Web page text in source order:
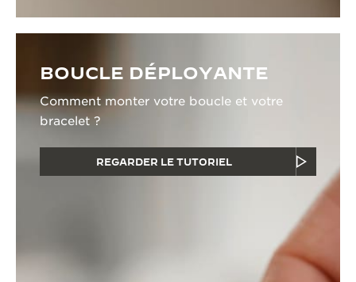
BOUCLE DÉPLOYANTE
Comment monter votre boucle et votre
bracelet ?
REGARDER LE TUTORIEL